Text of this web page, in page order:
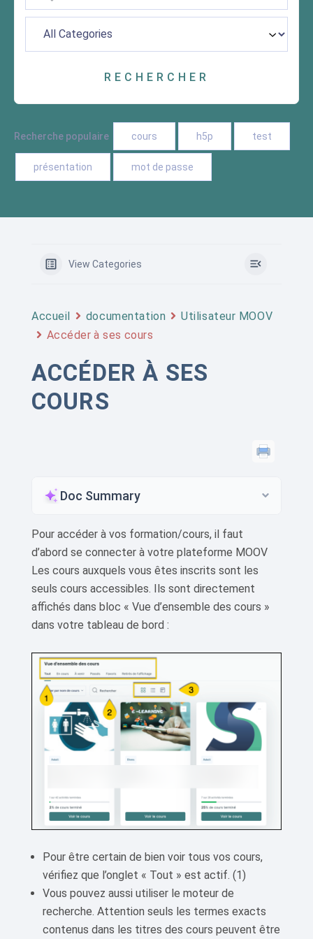
Recherche populaire cours h5p test
présentation mot de passe
View Categories
Accueil documentation
Utilisateur MOOV
Accéder à ses cours
ACCÉDER À SES
COURS
Doc Summary
Pour accéder à vos formation/cours, il faut
d’abord se connecter à votre plateforme MOOV
Les cours auxquels vous êtes inscrits sont les
seuls cours accessibles. Ils sont directement
affichés dans bloc « Vue d’ensemble des cours »
dans votre tableau de bord :
Pour être certain de bien voir tous vos cours,
vérifiez que l’onglet « Tout » est actif. (1)
Vous pouvez aussi utiliser le moteur de
recherche. Attention seuls les termes exacts
contenus dans les titres des cours peuvent être